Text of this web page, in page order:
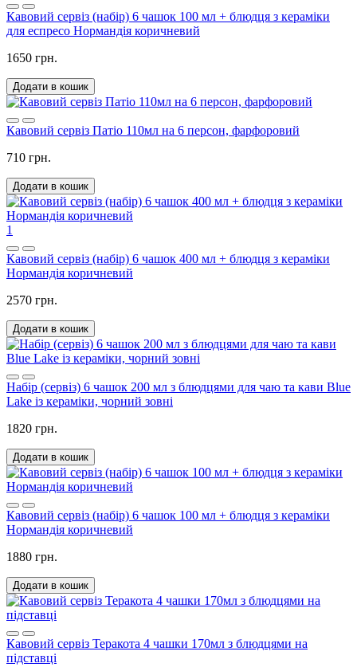
Кавовий сервіз (набір) 6 чашок 100 мл + блюдця з кераміки
для еспресо Нормандія коричневий
1650 грн.
Додати в кошик
Кавовий сервіз Патіо 110мл на 6 персон, фарфоровий
710 грн.
Додати в кошик
1
Кавовий сервіз (набір) 6 чашок 400 мл + блюдця з кераміки
Нормандія коричневий
2570 грн.
Додати в кошик
Набір (сервіз) 6 чашок 200 мл з блюдцями для чаю та кави Blue
Lake із кераміки, чорний зовні
1820 грн.
Додати в кошик
Кавовий сервіз (набір) 6 чашок 100 мл + блюдця з кераміки
Нормандія коричневий
1880 грн.
Додати в кошик
Кавовий сервіз Теракота 4 чашки 170мл з блюдцями на
підставці